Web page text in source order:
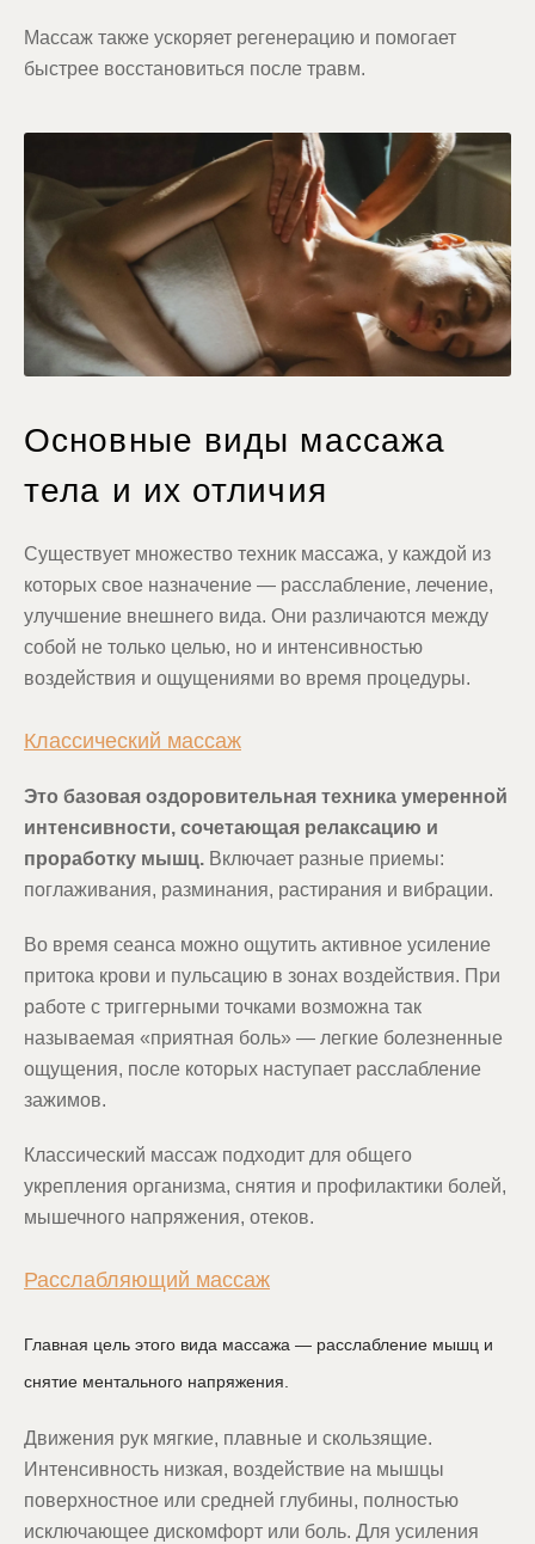
Массаж также ускоряет регенерацию и помогает
быстрее восстановиться после травм.
Основные виды массажа
тела и их отличия
Существует множество техник массажа, у каждой из
которых свое назначение — расслабление, лечение,
улучшение внешнего вида. Они различаются между
собой не только целью, но и интенсивностью
воздействия и ощущениями во время процедуры.
Классический массаж
Это базовая оздоровительная техника умеренной
интенсивности, сочетающая релаксацию и
проработку мышц. Включает разные приемы:
поглаживания, разминания, растирания и вибрации.
Во время сеанса можно ощутить активное усиление
притока крови и пульсацию в зонах воздействия. При
работе с триггерными точками возможна так
называемая «приятная боль» — легкие болезненные
ощущения, после которых наступает расслабление
зажимов.
Классический массаж подходит для общего
укрепления организма, снятия и профилактики болей,
мышечного напряжения, отеков.
Расслабляющий массаж
Главная цель этого вида массажа — расслабление мышц и
снятие ментального напряжения.
Движения рук мягкие, плавные и скользящие.
Интенсивность низкая, воздействие на мышцы
поверхностное или средней глубины, полностью
исключающее дискомфорт или боль. Для усиления